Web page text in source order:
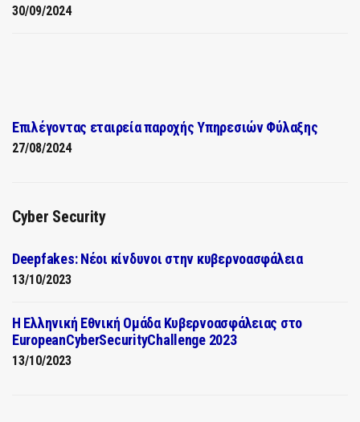
30/09/2024
Επιλέγοντας εταιρεία παροχής Υπηρεσιών Φύλαξης
27/08/2024
Cyber Security
Deepfakes: Νέοι κίνδυνοι στην κυβερνοασφάλεια
13/10/2023
Η Ελληνική Εθνική Ομάδα Κυβερνοασφάλειας στο
EuropeanCyberSecurityChallenge 2023
13/10/2023